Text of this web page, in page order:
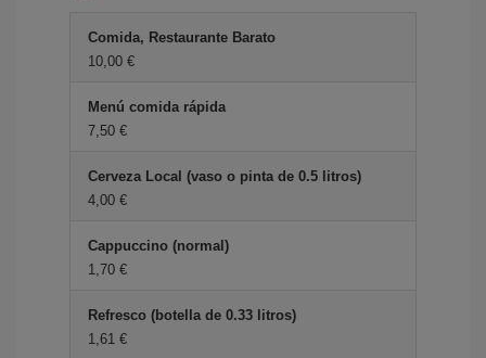
Comida, Restaurante Barato
10,00 €
Menú comida rápida
7,50 €
Cerveza Local (vaso o pinta de 0.5 litros)
4,00 €
Cappuccino (normal)
1,70 €
Refresco (botella de 0.33 litros)
1,61 €